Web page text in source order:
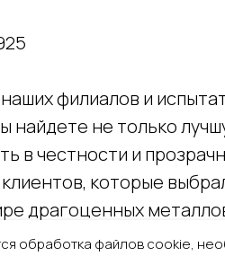
филиалов и
найдете не только
в честности и
которые
драгоценных
обработка файлов cookie,